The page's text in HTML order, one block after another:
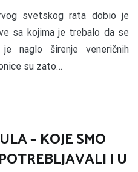
svetskog rata dobio je
sa kojima je trebalo da se
naglo širenje veneričnih
su zato…
– KOJE SMO
I U